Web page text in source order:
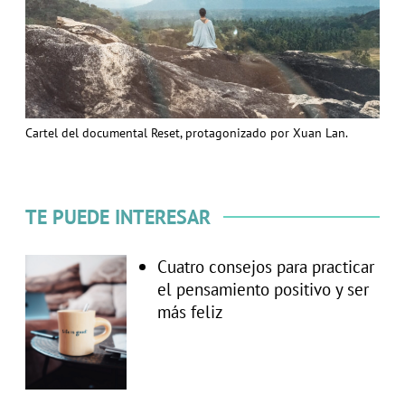
Cartel del documental Reset, protagonizado por Xuan Lan.
TE PUEDE INTERESAR
Cuatro consejos para practicar
el pensamiento positivo y ser
más feliz